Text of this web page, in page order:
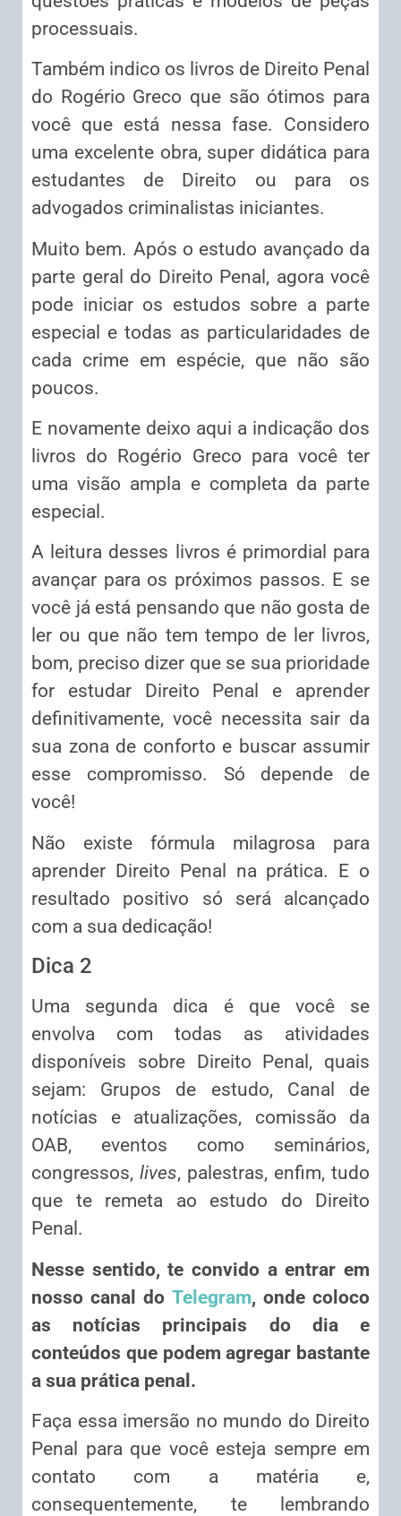
processuais.
Também indico os livros de Direito Penal
do Rogério Greco que são ótimos para
você que está nessa fase. Considero
uma excelente obra, super didática para
estudantes de Direito ou para os
advogados criminalistas iniciantes.
Muito bem. Após o estudo avançado da
parte geral do Direito Penal, agora você
pode iniciar os estudos sobre a parte
especial e todas as particularidades de
cada crime em espécie, que não são
poucos.
E novamente deixo aqui a indicação dos
livros do Rogério Greco para você ter
uma visão ampla e completa da parte
especial.
A leitura desses livros é primordial para
avançar para os próximos passos. E se
você já está pensando que não gosta de
ler ou que não tem tempo de ler livros,
bom, preciso dizer que se sua prioridade
for estudar Direito Penal e aprender
definitivamente, você necessita sair da
sua zona de conforto e buscar assumir
esse compromisso. Só depende de
você!
Não existe fórmula milagrosa para
aprender Direito Penal na prática. E o
resultado positivo só será alcançado
com a sua dedicação!
Dica 2
Uma segunda dica é que você se
envolva com todas as atividades
disponíveis sobre Direito Penal, quais
sejam: Grupos de estudo, Canal de
notícias e atualizações, comissão da
OAB, eventos como seminários,
congressos, lives, palestras, enfim, tudo
que te remeta ao estudo do Direito
Penal.
Nesse sentido, te convido a entrar em
nosso canal do Telegram, onde coloco
as notícias principais do dia e
conteúdos que podem agregar bastante
a sua prática penal.
Faça essa imersão no mundo do Direito
Penal para que você esteja sempre em
contato com a matéria e,
consequentemente, te lembrando